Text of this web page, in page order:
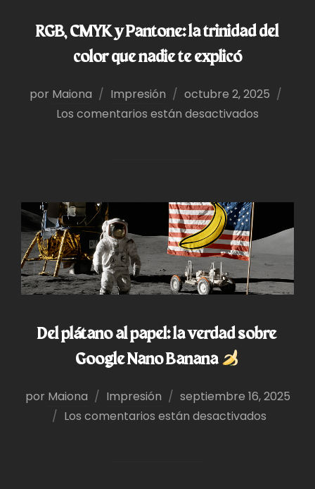
RGB, CMYK y Pantone: la trinidad del
color que nadie te explicó
por Maiona Impresión
Publicado
el
octubre 2, 2025
Los comentarios están desactivados
Del plátano al papel: la verdad sobre
Google Nano Banana
por Maiona Impresión
Publicado
el
septiembre 16, 2025
Los comentarios están desactivados